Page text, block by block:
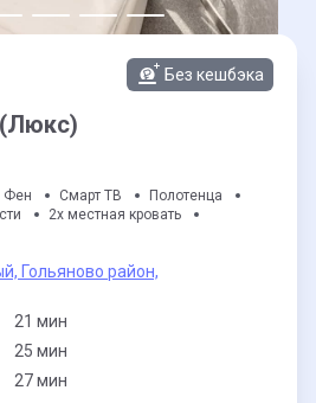
Без кешбэка
Фен Смарт ТВ
Полотенца
2х местная кровать
Гольяново район,
21 мин
25 мин
27 мин